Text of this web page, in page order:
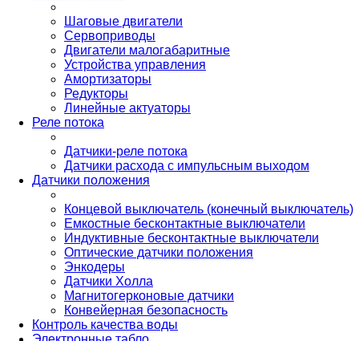
Шаговые двигатели
Сервоприводы
Двигатели малогабаритные
Устройства управления
Амортизаторы
Редукторы
Линейные актуаторы
Реле потока
Датчики-реле потока
Датчики расхода с импульсным выходом
Датчики положения
Концевой выключатель (конечный выключатель)
Емкостные бесконтактные выключатели
Индуктивные бесконтактные выключатели
Оптические датчики положения
Энкодеры
Датчики Холла
Магнитогерконовые датчики
Конвейерная безопасность
Контроль качества воды